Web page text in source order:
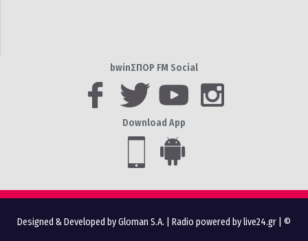
bwinΣΠΟΡ FM Social
Download App
Designed & Developed by Gloman S.A. Radio powered by live24.gr | ©